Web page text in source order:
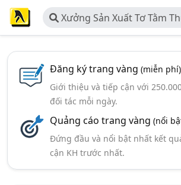
Xưởng Sản Xuất Tơ Tằm
Công Bá Minh Việt Nam
Đăng ký trang vàng (miễn phí)
Giới thiệu và tiếp cận với
đối tác mỗi ngày.
Quảng cáo trang vàng (nổi
Đứng đầu và nổi bật nhất kết
cận KH trước nhất.